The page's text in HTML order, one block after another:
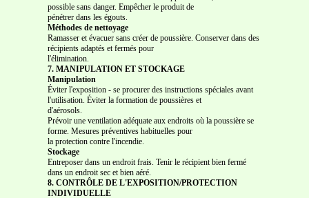
possible sans danger. Empêcher le produit de
pénétrer dans les égouts.
Méthodes de nettoyage
Ramasser et évacuer sans créer de poussière. Conserver dans des
récipients adaptés et fermés pour
l'élimination.
7. MANIPULATION ET STOCKAGE
Manipulation
Éviter l'exposition - se procurer des instructions spéciales avant
l'utilisation. Éviter la formation de poussières et
d'aérosols.
Prévoir une ventilation adéquate aux endroits où la poussière se
forme. Mesures préventives habituelles pour
la protection contre l'incendie.
Stockage
Entreposer dans un endroit frais. Tenir le récipient bien fermé
dans un endroit sec et bien aéré.
8. CONTRÔLE DE L'EXPOSITION/PROTECTION
INDIVIDUELLE